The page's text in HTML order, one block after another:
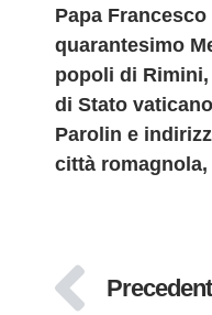
Papa
quarantesimo
popoli di
di Stato
Parolin e
città